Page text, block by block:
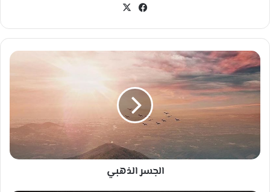
في
وك
ا
ل
ج
س
ر
ل
ه
الجسر الذهبي